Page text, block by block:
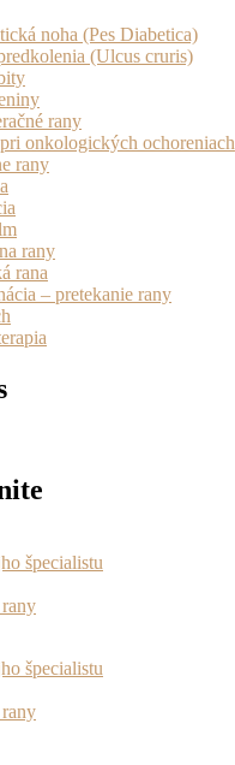
noha (Pes Diabetica)
(Ulcus cruris)
rany
onkologických ochoreniach
rany
rany
rana
– pretekanie rany
špecialistu
špecialistu